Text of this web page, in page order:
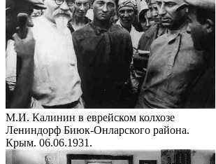
М.И. Калинин в еврейском колхозе
Лениндорф Биюк-Онларского района.
Крым. 06.06.1931.